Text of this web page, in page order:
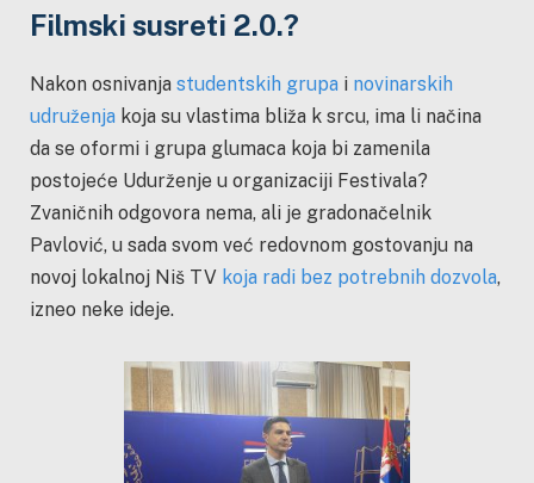
Filmski susreti 2.0.?
Nakon osnivanja studentskih grupa i novinarskih
udruženja koja su vlastima bliža k srcu, ima li načina
da se oformi i grupa glumaca koja bi zamenila
postojeće Udurženje u organizaciji Festivala?
Zvaničnih odgovora nema, ali je gradonačelnik
Pavlović, u sada svom već redovnom gostovanju na
novoj lokalnoj Niš TV koja radi bez potrebnih dozvola,
izneo neke ideje.